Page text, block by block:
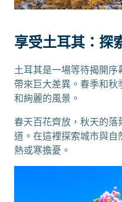
享受土耳其：探
土耳其是一場等待揭開序
帶來巨大差異。春季和
和絢麗的風景。
春天百花齊放，秋天的落
道。在這裡探索城市與自
熱或寒擔憂。